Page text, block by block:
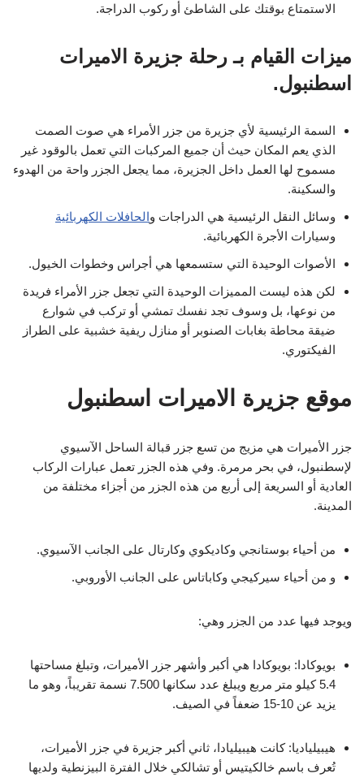
الاستمتاع بوقتك على الشاطئ أو ركوب الدراجة.
ميزات القيام بـ رحلة جزيرة الاميرات
اسطنبول.
السمة الرئيسية لأي جزيرة من جزر الأمراء هي صوت الصمت
الذي يعم المكان حيث أن جميع المركبات التي تعمل بالوقود غير
مسموح لها العمل داخل الجزيرة، مما يجعل الجزر واحة من الهدوء
والسكينة.
وسائل النقل الرئيسية هي الدراجات والحافلات الكهربائية
وسيارات الأجرة الكهربائية.
الأصوات الوحيدة التي ستسمعها هي أجراس وخطوات الخيول.
لكن هذه ليست المميزات الوحيدة التي تجعل جزر الأمراء فريدة
من نوعها، بل وسوف تجد نفسك تمشي أو تركب في شوارع
ضيقة محاطة بغابات الصنوبر أو منازل ريفية خشبية على الطراز
الفيكتوري.
موقع جزيرة الاميرات اسطنبول
جزر الأميرات هي مزيج من تسع جزر قبالة الساحل الآسيوي
لإسطنبول، في بحر مرمرة. وفي هذه الجزر تعمل عبارات الركاب
العادية أو السريعة إلى أربع من هذه الجزر من أجزاء مختلفة من
المدينة.
من أحياء بوستانجي وكاديكوي وكارتال على الجانب الآسيوي.
و من أحياء سيركيجي وكاباتاس على الجانب الأوروبي.
ويوجد فيها عدد من الجزر وهي:
بويوكادا: بويوكادا هي أكبر وأشهر جزر الأميرات، وتبلغ مساحتها
5.4 كيلو متر مربع ويبلغ عدد سكانها 7.500 نسمة تقريباً، وهو ما
يزيد عن 10-15 ضعفاً في الصيف.
هيبيلياديا: كانت هيبيليادا، ثاني أكبر جزيرة في جزر الأميرات،
تُعرف باسم خالكيتيس أو تشالكي خلال الفترة البيزنطية ولديها